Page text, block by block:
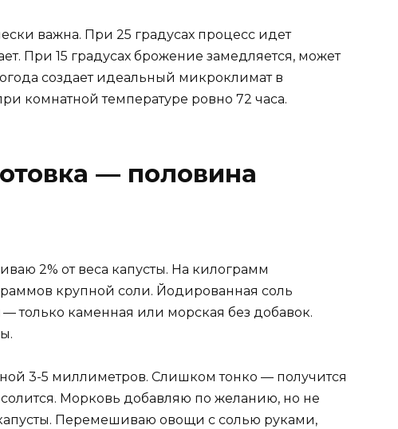
важна. При 25 градусах процесс идет
При 15 градусах брожение замедляется, может
создает идеальный микроклимат в
комнатной температуре ровно 72 часа.
— половина
2% от веса капусты. На килограмм
крупной соли. Йодированная соль
только каменная или морская без добавок.
3-5 миллиметров. Слишком тонко — получится
Морковь добавляю по желанию, но не
Перемешиваю овощи с солью руками,